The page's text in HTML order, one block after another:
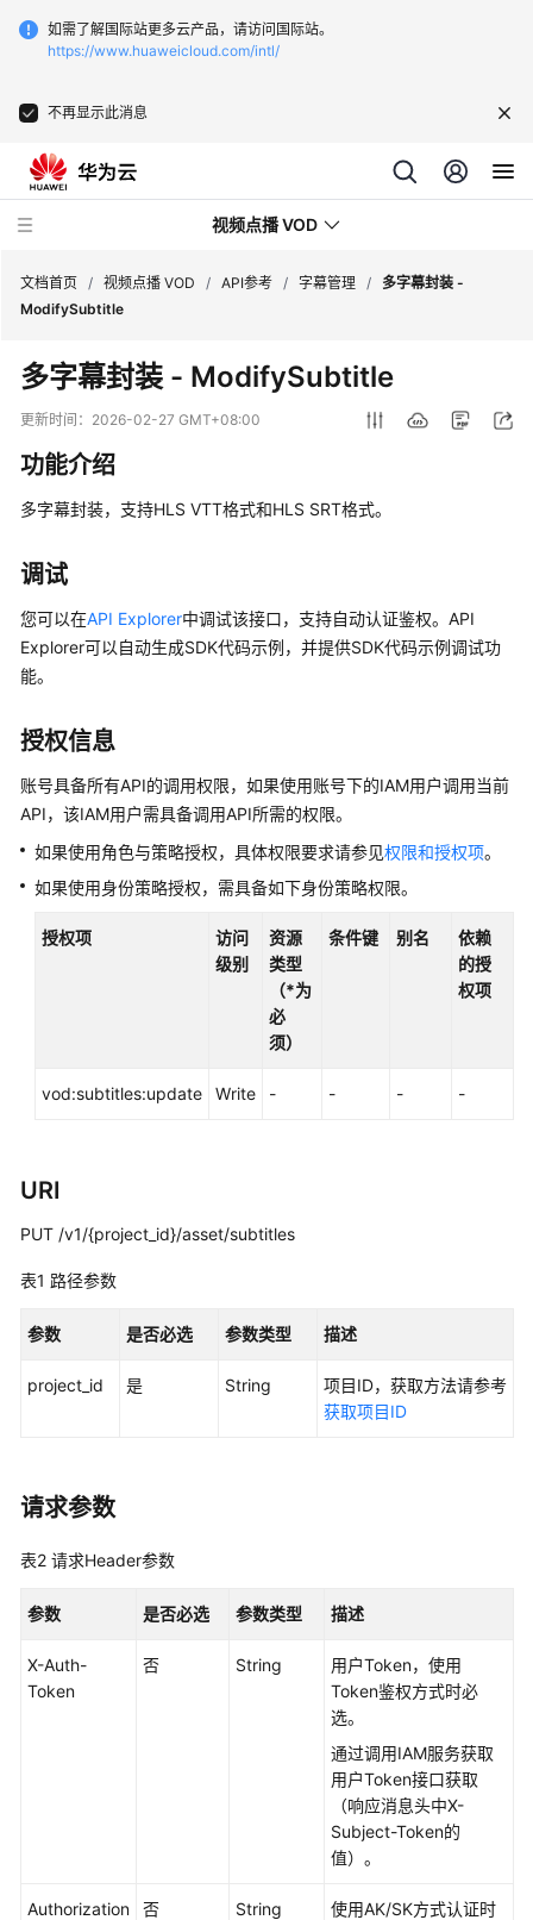
如需了解国际站更多云产品，请访问国际站。
https://www.huaweicloud.com/intl/
不再显示此消息
视频点播 VOD
新
动
务
告
产
品
快
速
入
用
指
践
参
用
何
应
传
文档首页 / 视频点播 VOD / API参考 / 字幕管理 /
多字幕封装 -
ModifySubtitle
多字幕封装 - ModifySubtitle
更新时间： 2026-02-27 GMT+08:00
功能介绍
多字幕封装，支持HLS VTT格式和HLS SRT格式。
调试
您可以在API Explorer中调试该接口，支持自动认证鉴权。API
Explorer可以自动生成SDK代码示例，并提供SDK代码示例调试功
能。
授权信息
账号具备所有API的调用权限，如果使用账号下的IAM用户调用当前
API，该IAM用户需具备调用API所需的权限。
如果使用角色与策略授权，具体权限要求请参见权限和授权项。
如果使用身份策略授权，需具备如下身份策略权限。
授权项
访问
级别
资源
类型
（*为
必
须）
条件键 别名
依赖
的授
权项
vod:subtitles:update Write - - - -
URI
PUT /v1/{project_id}/asset/subtitles
表1 路径参数
参数 是否必选 参数类型 描述
project_id 是 String
项目ID，获取方法请参考
获取项目ID
请求参数
表2 请求Header参数
参数 是否必选 参数类型 描述
X-Auth-
Token
否 String
用户Token，使用
Token鉴权方式时必
选。
通过调用IAM服务获取
用户Token接口获取
（响应消息头中X-
Subject-Token的
值）。
Authorization 否 String
使用AK/SK方式认证时